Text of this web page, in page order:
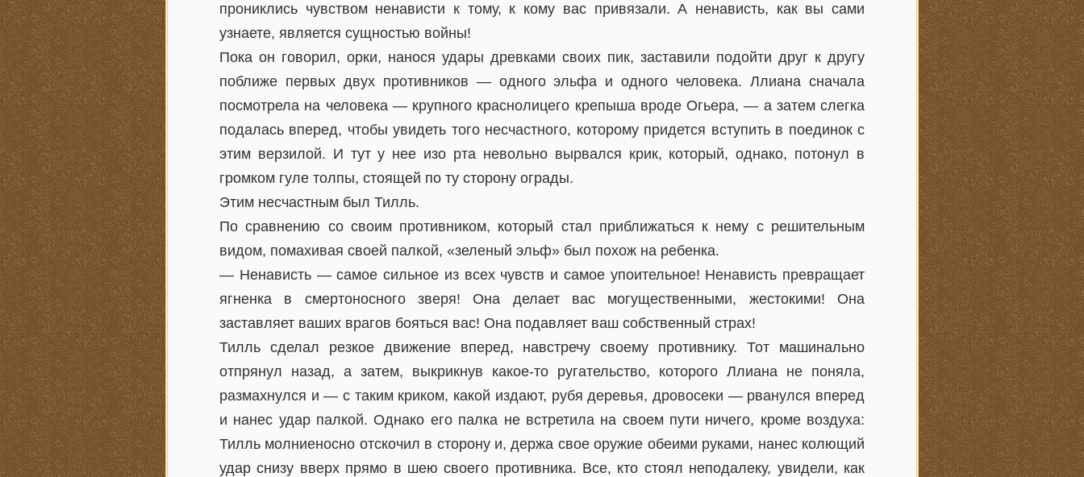
прониклись чувством ненависти к тому, к кому вас привязали. А ненависть, как вы сами
узнаете, является сущностью войны!
Пока он говорил, орки, нанося удары древками своих пик, заставили подойти друг к другу
поближе первых двух противников — одного эльфа и одного человека. Ллиана сначала
посмотрела на человека — крупного краснолицего крепыша вроде Огьера, — а затем слегка
подалась вперед, чтобы увидеть того несчастного, которому придется вступить в поединок с
этим верзилой. И тут у нее изо рта невольно вырвался крик, который, однако, потонул в
громком гуле толпы, стоящей по ту сторону ограды.
Этим несчастным был Тилль.
По сравнению со своим противником, который стал приближаться к нему с решительным
видом, помахивая своей палкой, «зеленый эльф» был похож на ребенка.
— Ненависть — самое сильное из всех чувств и самое упоительное! Ненависть превращает
ягненка в смертоносного зверя! Она делает вас могущественными, жестокими! Она
заставляет ваших врагов бояться вас! Она подавляет ваш собственный страх!
Тилль сделал резкое движение вперед, навстречу своему противнику. Тот машинально
отпрянул назад, а затем, выкрикнув какое-то ругательство, которого Ллиана не поняла,
размахнулся и — с таким криком, какой издают, рубя деревья, дровосеки — рванулся вперед
и нанес удар палкой. Однако его палка не встретила на своем пути ничего, кроме воздуха:
Тилль молниеносно отскочил в сторону и, держа свое оружие обеими руками, нанес колющий
удар снизу вверх прямо в шею своего противника. Все, кто стоял неподалеку, увидели, как